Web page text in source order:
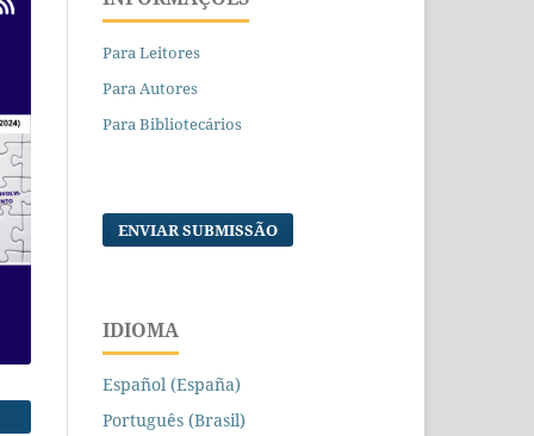
Para Leitores
Para Autores
Para Bibliotecários
ENVIAR SUBMISSÃO
IDIOMA
Español (España)
Português (Brasil)